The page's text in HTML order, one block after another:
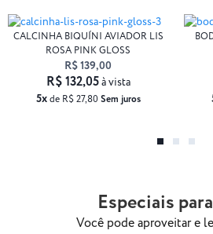
CALCINHA BIQUÍNI AVIADOR LIS
ROSA PINK GLOSS
R$ 139,00
5xde R$ 27,80 Sem juros
R$ 132,05à vista
Especiais
Você pode aproveitar e